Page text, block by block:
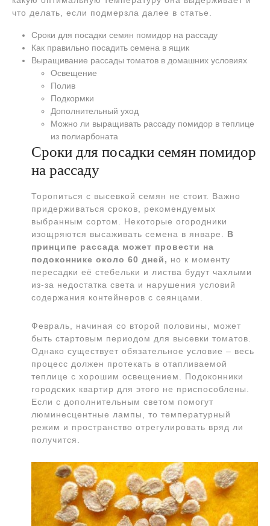
что делать, если подмерзла далее в статье.
Сроки для посадки семян помидор на рассаду
Как правильно посадить семена в ящик
Выращивание рассады томатов в домашних условиях
Освещение
Полив
Подкормки
Дополнительный уход
Можно ли выращивать рассаду помидор в теплице
из полиарбоната
Сроки для посадки семян помидор
на рассаду
Торопиться с высевкой семян не стоит. Важно
придерживаться сроков, рекомендуемых
выбранным сортом. Некоторые огородники
изощряются высаживать семена в январе. В
принципе рассада может провести на
подоконнике около 60 дней, но к моменту
пересадки её стебельки и листва будут чахлыми
из-за недостатка света и нарушения условий
содержания контейнеров с сеянцами.
Февраль, начиная со второй половины, может
быть стартовым периодом для высевки томатов.
Однако существует обязательное условие – весь
процесс должен протекать в отапливаемой
теплице с хорошим освещением. Подоконники
городских квартир для этого не приспособлены.
Если с дополнительным светом помогут
люминесцентные лампы, то температурный
режим и пространство отрегулировать вряд ли
получится.